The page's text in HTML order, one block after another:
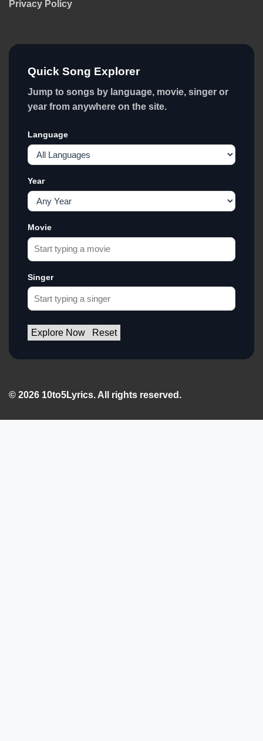
Privacy Policy
Quick Song Explorer
Jump to songs by language, movie, singer or
year from anywhere on the site.
Language
Year
Movie
Singer
Explore Now Reset
© 2026 10to5Lyrics. All rights reserved.